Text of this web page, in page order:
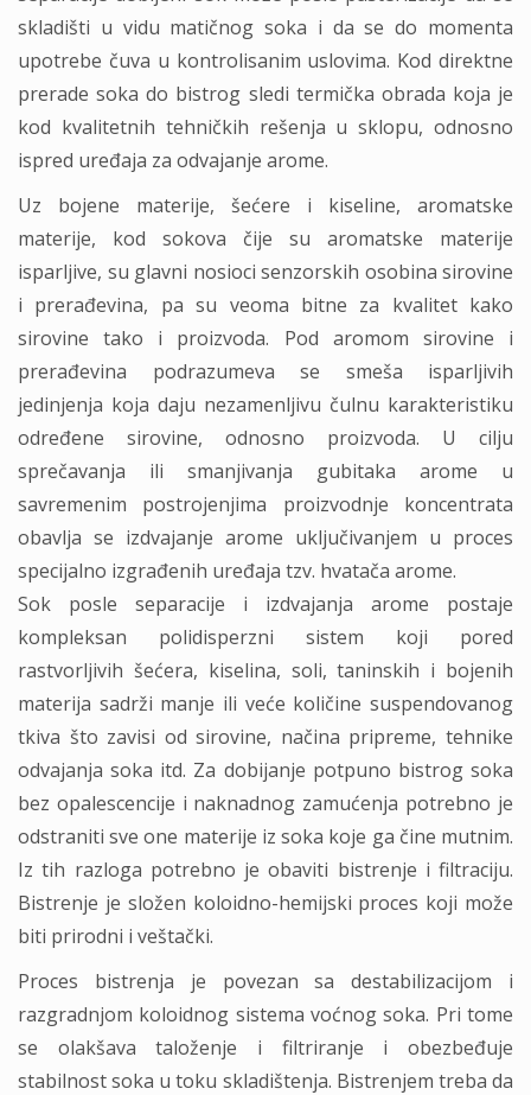
skladišti u vidu matičnog soka i da se do momenta
upotrebe čuva u kontrolisanim uslovima. Kod direktne
prerade soka do bistrog sledi termička obrada koja je
kod kvalitetnih tehničkih rešenja u sklopu, odnosno
ispred uređaja za odvajanje arome.
Uz bojene materije, šećere i kiseline, aromatske
materije, kod sokova čije su aromatske materije
isparljive, su glavni nosioci senzorskih osobina sirovine
i prerađevina, pa su veoma bitne za kvalitet kako
sirovine tako i proizvoda. Pod aromom sirovine i
prerađevina podrazumeva se smeša isparljivih
jedinjenja koja daju nezamenljivu čulnu karakteristiku
određene sirovine, odnosno proizvoda. U cilju
sprečavanja ili smanjivanja gubitaka arome u
savremenim postrojenjima proizvodnje koncentrata
obavlja se izdvajanje arome uključivanjem u proces
specijalno izgrađenih uređaja tzv. hvatača arome.
Sok posle separacije i izdvajanja arome postaje
kompleksan polidisperzni sistem koji pored
rastvorljivih šećera, kiselina, soli, taninskih i bojenih
materija sadrži manje ili veće količine suspendovanog
tkiva što zavisi od sirovine, načina pripreme, tehnike
odvajanja soka itd. Za dobijanje potpuno bistrog soka
bez opalescencije i naknadnog zamućenja potrebno je
odstraniti sve one materije iz soka koje ga čine mutnim.
Iz tih razloga potrebno je obaviti bistrenje i filtraciju.
Bistrenje je složen koloidno-hemijski proces koji može
biti prirodni i veštački.
Proces bistrenja je povezan sa destabilizacijom i
razgradnjom koloidnog sistema voćnog soka. Pri tome
se olakšava taloženje i filtriranje i obezbeđuje
stabilnost soka u toku skladištenja. Bistrenjem treba da